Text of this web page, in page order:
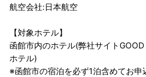
航空会社:日本航空
【対象ホテル】
函館市内のホテル(弊社サイト
ホテル)
※函館市の宿泊を必ず1泊含めてお